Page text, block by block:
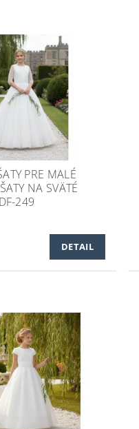
PRE MALÉ
NA SVÄTÉ
249
DETAIL